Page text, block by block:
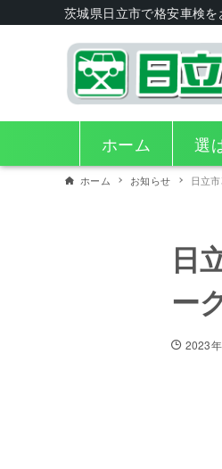
茨城県日立市で格安車検
ホーム 選
ホーム お知らせ 日立
日
ー
2023